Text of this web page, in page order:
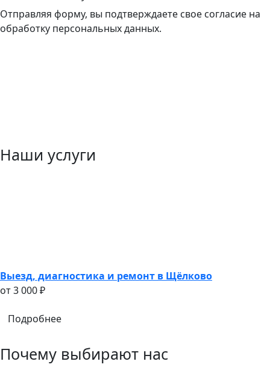
Отправляя форму, вы подтверждаете свое согласие на
обработку персональных данных.
Наши услуги
Выезд, диагностика и ремонт в Щёлково
oт 3 000 ₽
Подробнее
Почему выбирают нас